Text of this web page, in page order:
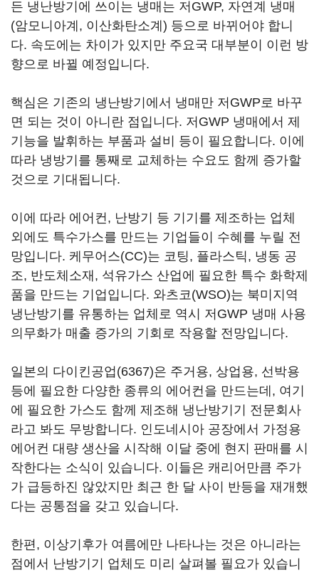
든 냉난방기에 쓰이는 냉매는 저GWP, 자연계 냉매
(암모니아계, 이산화탄소계) 등으로 바뀌어야 합니
다. 속도에는 차이가 있지만 주요국 대부분이 이런 방
향으로 바뀔 예정입니다.
핵심은 기존의 냉난방기에서 냉매만 저GWP로 바꾸
면 되는 것이 아니란 점입니다. 저GWP 냉매에서 제
기능을 발휘하는 부품과 설비 등이 필요합니다. 이에
따라 냉방기를 통째로 교체하는 수요도 함께 증가할
것으로 기대됩니다.
이에 따라 에어컨, 난방기 등 기기를 제조하는 업체
외에도 특수가스를 만드는 기업들이 수혜를 누릴 전
망입니다. 케무어스(CC)는 코팅, 플라스틱, 냉동 공
조, 반도체소재, 석유가스 산업에 필요한 특수 화학제
품을 만드는 기업입니다. 와츠코(WSO)는 북미지역
냉난방기를 유통하는 업체로 역시 저GWP 냉매 사용
의무화가 매출 증가의 기회로 작용할 전망입니다.
일본의 다이킨공업(6367)은 주거용, 상업용, 선박용
등에 필요한 다양한 종류의 에어컨을 만드는데, 여기
에 필요한 가스도 함께 제조해 냉난방기기 전문회사
라고 봐도 무방합니다. 인도네시아 공장에서 가정용
에어컨 대량 생산을 시작해 이달 중에 현지 판매를 시
작한다는 소식이 있습니다. 이들은 캐리어만큼 주가
가 급등하진 않았지만 최근 한 달 사이 반등을 재개했
다는 공통점을 갖고 있습니다.
한편, 이상기후가 여름에만 나타나는 것은 아니라는
점에서 난방기기 업체도 미리 살펴볼 필요가 있습니